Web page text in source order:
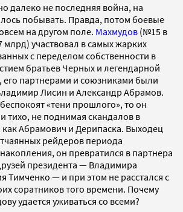
далеко не последняя война, на
побывать. Правда, потом боевые
на другом поле. Махмудов (№15 в
млрд) участвовал в самых жарких
с переделом собственности в
братьев Черных и легендарной
его партнерами и союзниками были
Лисин и Александр Абрамов.
«тени прошлого», то он
тихо, не поднимая скандалов в
как Абрамович и Дерипаска. Выходец
рейдеров периода
он превратился в партнера
президента — Владимира
Тимченко — и при этом не расстался с
соратников того времени. Почему
удается уживаться со всеми?